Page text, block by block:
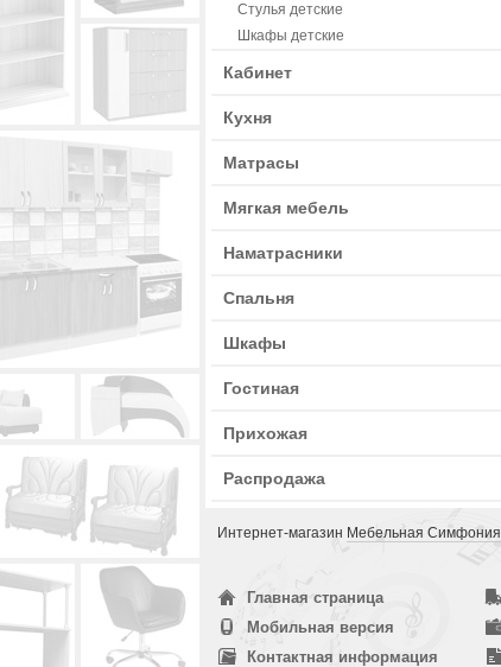
Стулья детские
Шкафы детские
Кабинет
Кухня
Матрасы
Мягкая мебель
Наматрасники
Спальня
Шкафы
Гостиная
Прихожая
Распродажа
Интернет-магазин Мебельная Симфония
Главная страница
Мобильная версия
Контактная информация